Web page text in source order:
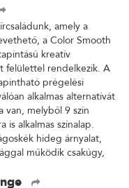
amely a
a Color Smooth
kreatív
felülettel rendelkezik. A
prégelési
alkalmas alternatívát
van, melyből 9 szín
is alkalmas színalap.
hideg árnyalat,
működik csakúgy,